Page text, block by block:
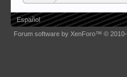
Español
Forum software by XenForo™©